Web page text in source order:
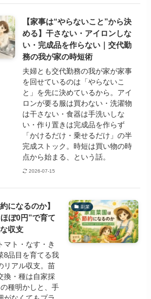
【家事は“やらないこと”から決
める】干さない・アイロンしな
い・完成品を作らない｜交代勤
務の我が家の時短術
夫婦とも交代勤務の我が家が家事
を回せているのは「やらないこ
と」を先に決めているから。アイ
ロンが要る服は買わない・洗濯物
は干さない・食器は手洗いしな
い・作り置きは完成品を作らず
「かけるだけ・乗せるだけ」の半
完成ストック。時短は買い物の時
点から始まる、という話。
2026-07-15
副業
になるのか】
ぼ0円”で育て
収支
マト・なす・き
8品目を育てる我
リアル収支。苗
換・種は自家採
種明かしと、手